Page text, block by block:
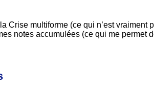
Crise multiforme (ce qui n’est vraiment
notes accumulées (ce qui me permet